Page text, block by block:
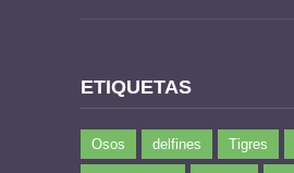
ETIQUETAS
Osos delfines Tigres